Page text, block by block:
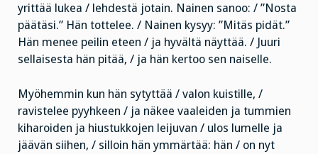
yrittää lukea / lehdestä jotain. Nainen sanoo: / ”Nosta
päätäsi.” Hän tottelee. / Nainen kysyy: ”Mitäs pidät.”
Hän menee peilin eteen / ja hyvältä näyttää. / Juuri
sellaisesta hän pitää, / ja hän kertoo sen naiselle.
Myöhemmin kun hän sytyttää / valon kuistille, /
ravistelee pyyhkeen / ja näkee vaaleiden ja tummien
kiharoiden ja hiustukkojen leijuvan / ulos lumelle ja
jäävän siihen, / silloin hän ymmärtää: hän / on nyt